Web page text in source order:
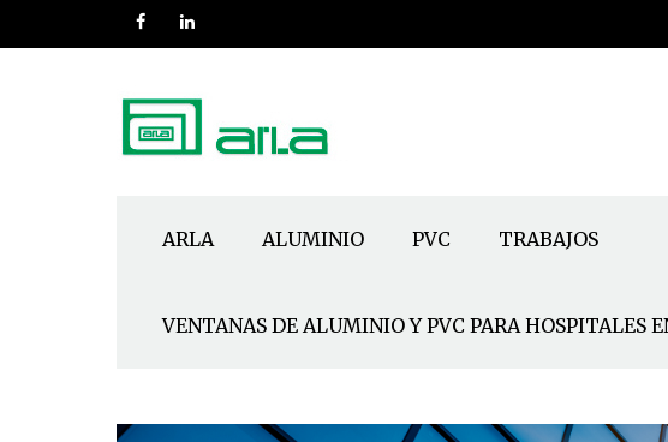
ARLA ALUMINIO PVC TRABAJOS
VENTANAS DE ALUMINIO Y PVC PARA HOSPITALES